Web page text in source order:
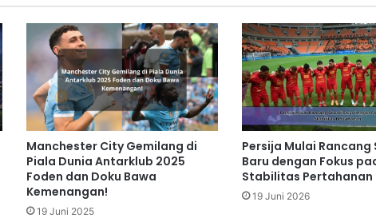
Manchester City Gemilang di
Piala Dunia Antarklub 2025
Foden dan Doku Bawa
Kemenangan!
19 Juni 2025
Persija Mulai Rancang
Baru dengan Fokus
Stabilitas Pertahanan
19 Juni 2026